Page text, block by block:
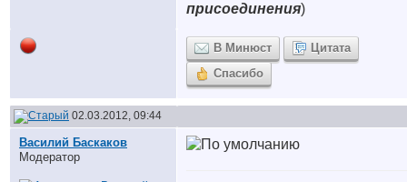
присоединения)
В Минюст
Цитата
Спасибо
02.03.2012, 09:44
Василий Баскаков
Модератор